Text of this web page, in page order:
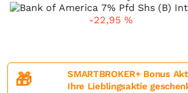
-22,95 %
🎁
SMARTBROKER+ Bonus
Ihre Lieblingsaktie